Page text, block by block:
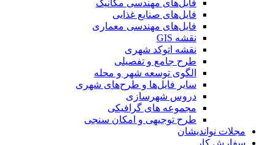
فایل‌های مهندسی مکانیک
فایل‌های صنایع غذایی
فایل‌های مهندسی معماری
نقشه GIS
نقشه اتوکد شهری
طرح جامع و تفصیلی
الگوی توسعه شهر و محله
سایر فایل‌ها و طرح‌های شهری
دروس شهرسازی
مجموعه های گرافیکی
طرح توجیهی و امکان سنجی
مجلات نواندیشان